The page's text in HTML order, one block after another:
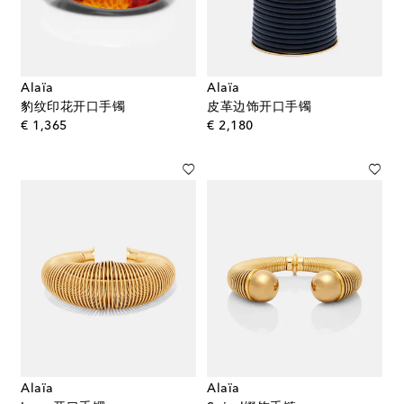
Alaïa
豹纹印花开口手镯
€ 1,365original price
Alaïa
皮革边饰开口手镯
€ 2,180original price
Alaïa
Alaïa